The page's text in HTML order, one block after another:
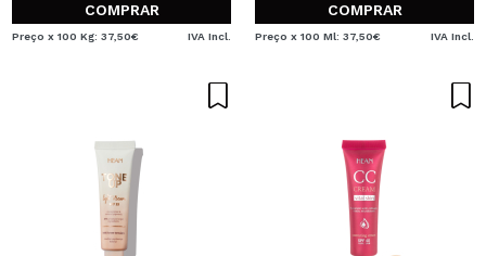
COMPRAR
Preço x 100 Kg: 37,50€ IVA Incl.
COMPRAR
Preço x 100 Ml: 37,50€ IVA Incl.